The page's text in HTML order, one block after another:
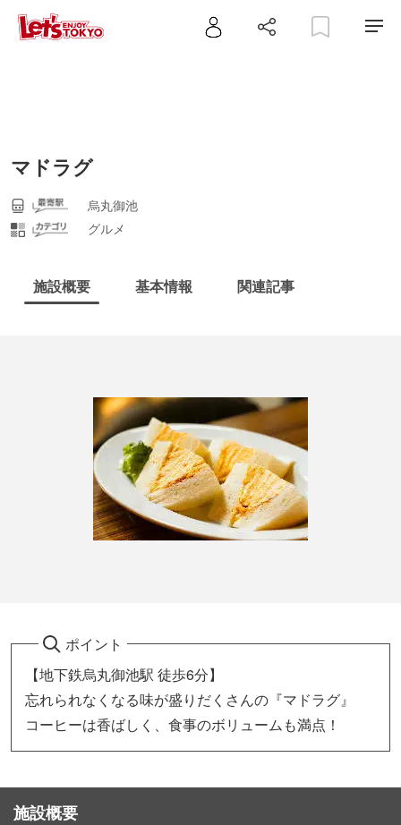
マドラグ
烏丸御池
グルメ
施設概要 基本情報 関連記事
ポイント
【地下鉄烏丸御池駅 徒歩6分】
忘れられなくなる味が盛りだくさんの『マドラグ』
コーヒーは香ばしく、食事のボリュームも満点！
施設概要